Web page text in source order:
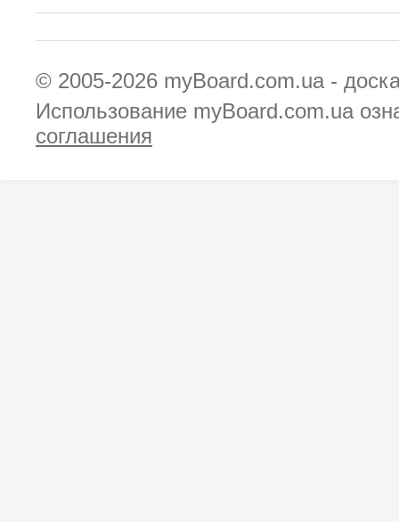
© 2005-2026 myBoard.com.ua -
Использование myBoard.com.ua
соглашения